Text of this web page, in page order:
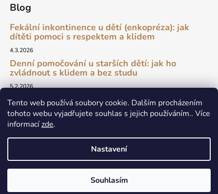
Tento web používá soubory cookie. Dalším procházením
tohoto webu vyjadřujete souhlas s jejich používáním.. Více
informacízde.
Nastavení
Souhlasím
Blog
Fekální inkontinence u dětí (enkopréza): jak
dítěti pomoci s respektem a klidem
4.3.2026
Denní pomočování u starších dětí: jak ho
zvládnout s klidem a bez studu
5.2.2026
newsletter
Rigolo. Všechna práva vyhrazena.